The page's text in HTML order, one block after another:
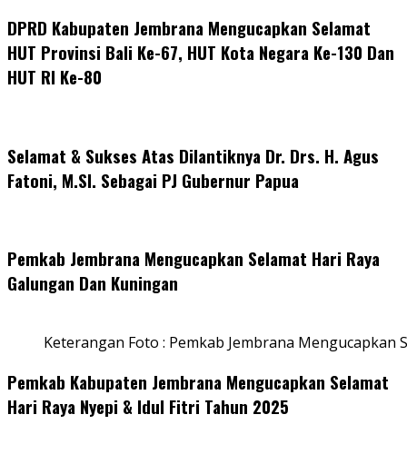
DPRD Kabupaten Jembrana Mengucapkan Selamat
HUT Provinsi Bali Ke-67, HUT Kota Negara Ke-130 Dan
HUT RI Ke-80
Selamat & Sukses Atas Dilantiknya Dr. Drs. H. Agus
Fatoni, M.SI. Sebagai PJ Gubernur Papua
Pemkab Jembrana Mengucapkan Selamat Hari Raya
Galungan Dan Kuningan
Keterangan Foto : Pemkab Jembrana Mengucapkan
Pemkab Kabupaten Jembrana Mengucapkan Selamat
Hari Raya Nyepi & Idul Fitri Tahun 2025